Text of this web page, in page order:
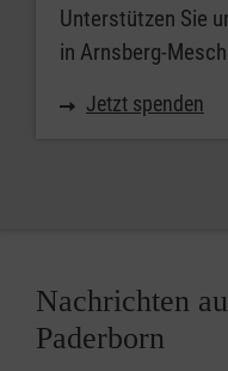
Unterstützen Sie
in Arnsberg-
Jetzt spenden
Nachrichten
Paderborn